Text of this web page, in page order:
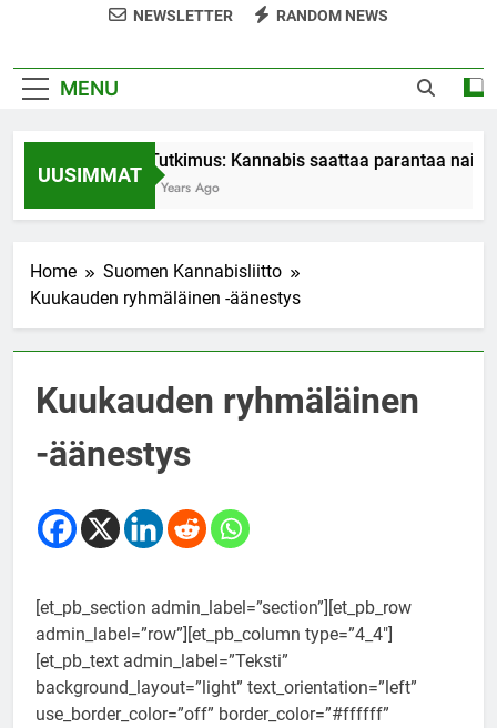
NEWSLETTER RANDOM NEWS
MENU
UUSIMMAT
Tutkimus: Kannabis saattaa parantaa
7 Years Ago
Home
Suomen Kannabisliitto
Kuukauden ryhmäläinen -äänestys
Kuukauden ryhmäläinen
-äänestys
[et_pb_section admin_label=”section”][et_pb_row
admin_label=”row”][et_pb_column type=”4_4″]
[et_pb_text admin_label=”Teksti”
background_layout=”light” text_orientation=”left”
use_border_color=”off” border_color=”#ffffff”